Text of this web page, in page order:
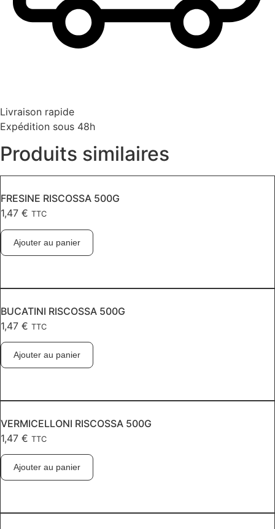
Livraison rapide
Expédition sous 48h
Produits similaires
FRESINE RISCOSSA 500G
1,47 € TTC
Ajouter au panier
BUCATINI RISCOSSA 500G
1,47 € TTC
Ajouter au panier
VERMICELLONI RISCOSSA 500G
1,47 € TTC
Ajouter au panier